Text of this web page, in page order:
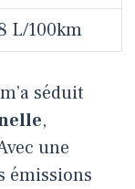
L/100km
séduit
,
une
émissions